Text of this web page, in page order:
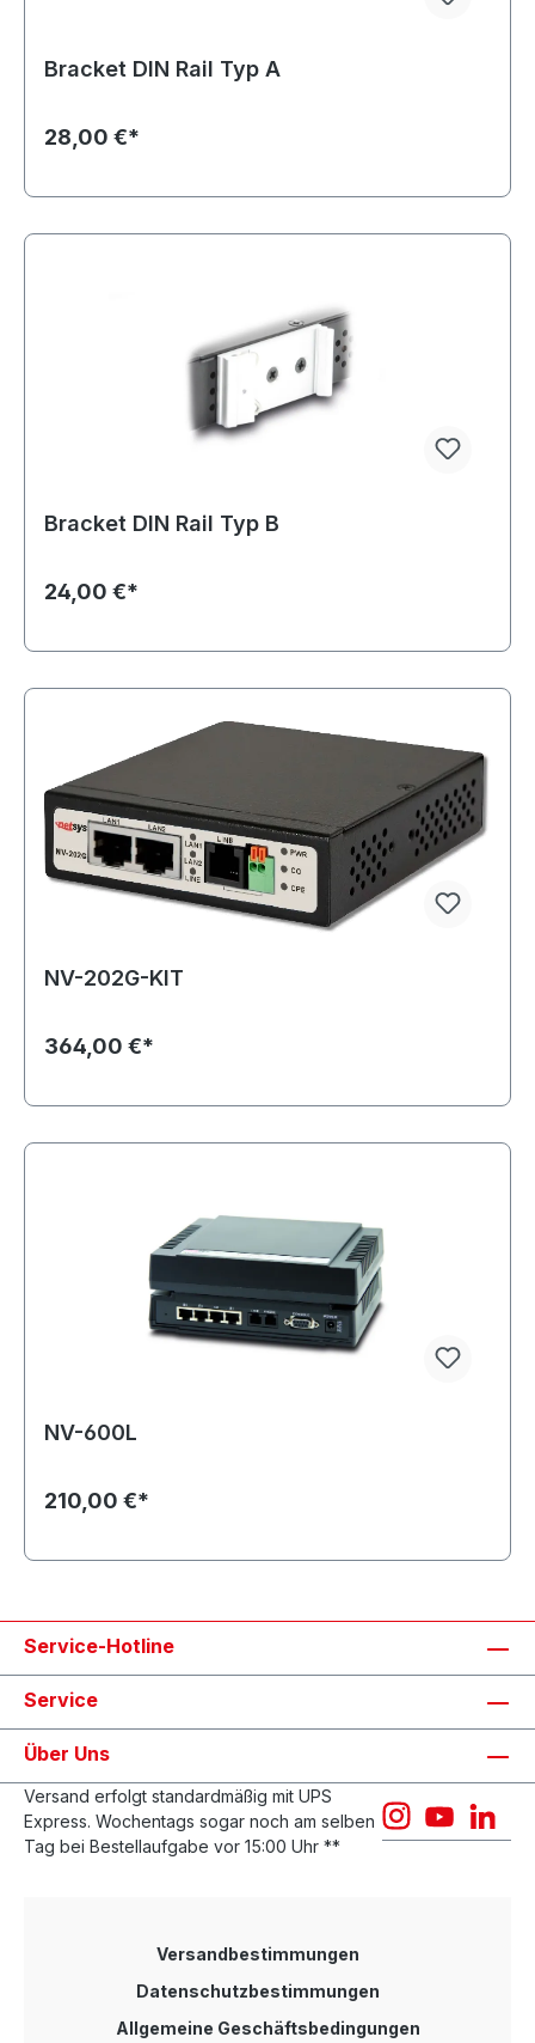
Bracket DIN Rail Typ A
28,00 €*
Bracket DIN Rail Typ B
24,00 €*
NV-202G-KIT
364,00 €*
NV-600L
210,00 €*
Service-Hotline
Service
Über Uns
Versand erfolgt standardmäßig mit UPS
Express. Wochentags sogar noch am selben
Tag bei Bestellaufgabe vor 15:00 Uhr **
Versandbestimmungen
Datenschutzbestimmungen
Allgemeine Geschäftsbedingungen